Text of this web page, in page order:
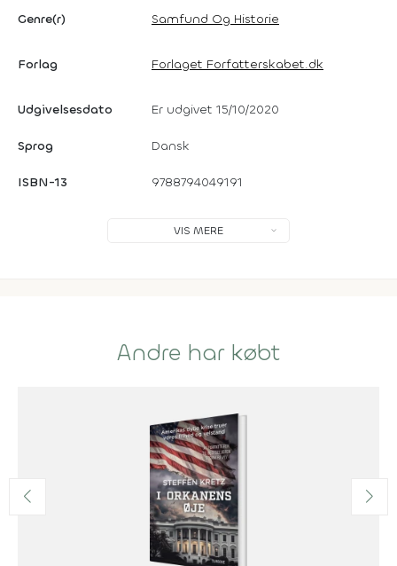
Genre(r) Samfund Og Historie
Forlag Forlaget Forfatterskabet.dk
Udgivelsesdato Er udgivet 15/10/2020
Sprog Dansk
ISBN-13 9788794049191
VIS MERE
Andre har købt